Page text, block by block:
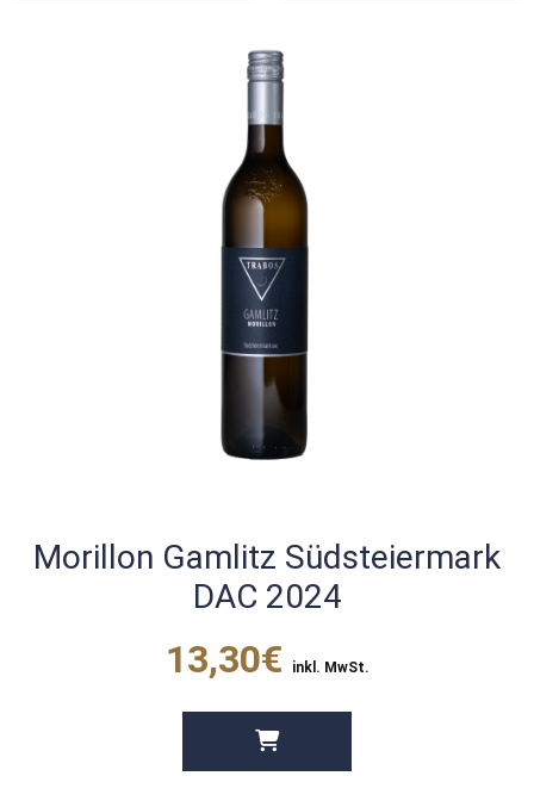
Morillon Gamlitz Südsteiermark
DAC 2024
13,30€ inkl. MwSt.